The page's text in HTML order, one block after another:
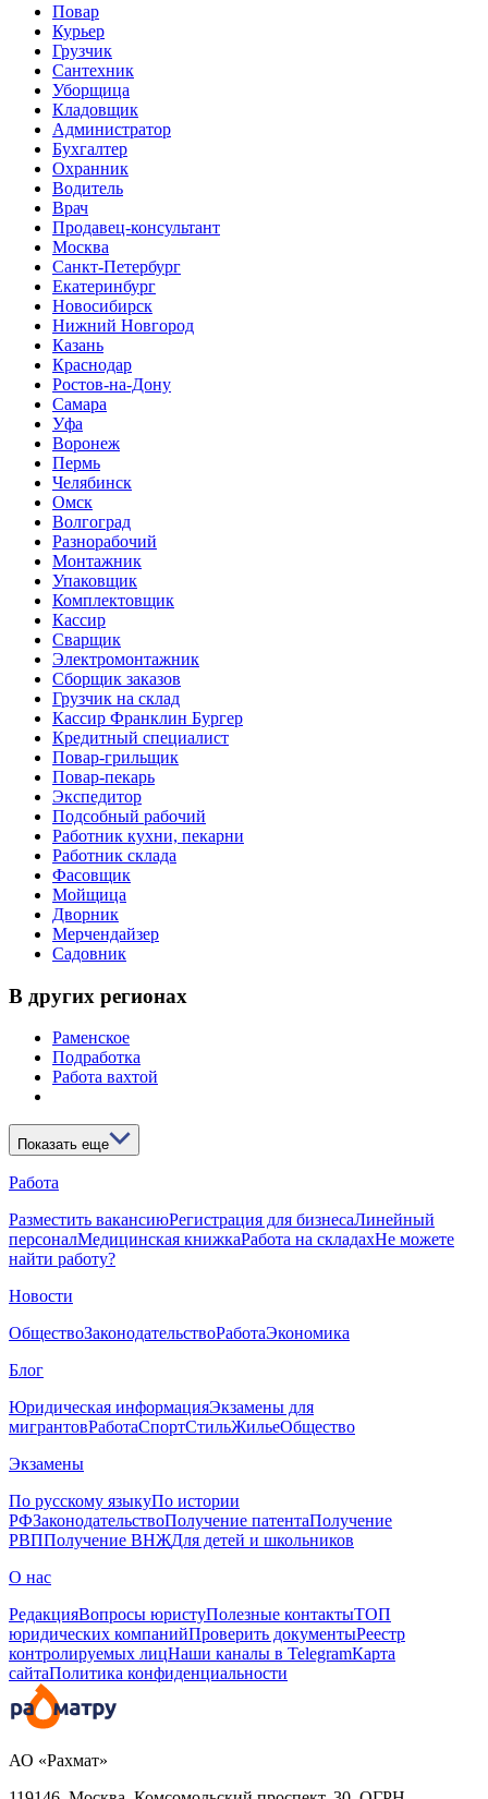
Повар
Курьер
Грузчик
Сантехник
Уборщица
Кладовщик
Администратор
Бухгалтер
Охранник
Водитель
Врач
Продавец-консультант
Москва
Санкт-Петербург
Екатеринбург
Новосибирск
Нижний Новгород
Казань
Краснодар
Ростов-на-Дону
Самара
Уфа
Воронеж
Пермь
Челябинск
Омск
Волгоград
Разнорабочий
Монтажник
Упаковщик
Комплектовщик
Кассир
Сварщик
Электромонтажник
Сборщик заказов
Грузчик на склад
Кассир Франклин Бургер
Кредитный специалист
Повар-грильщик
Повар-пекарь
Экспедитор
Подсобный рабочий
Работник кухни, пекарни
Работник склада
Фасовщик
Мойщица
Дворник
Мерчендайзер
Садовник
В других регионах
Раменское
Подработка
Работа вахтой
Показать еще
Работа
Разместить вакансиюРегистрация для бизнесаЛинейный
персоналМедицинская книжкаРабота на складахНе можете
найти работу?
Новости
ОбществоЗаконодательствоРаботаЭкономика
Блог
Юридическая информацияЭкзамены для
мигрантовРаботаСпортСтильЖильеОбщество
Экзамены
По русскому языкуПо истории
РФЗаконодательствоПолучение патентаПолучение
РВППолучение ВНЖДля детей и школьников
О нас
РедакцияВопросы юристуПолезные контактыТОП
юридических компанийПроверить документыРеестр
контролируемых лицНаши каналы в TelegramКарта
сайтаПолитика конфиденциальности
АО «Рахмат»